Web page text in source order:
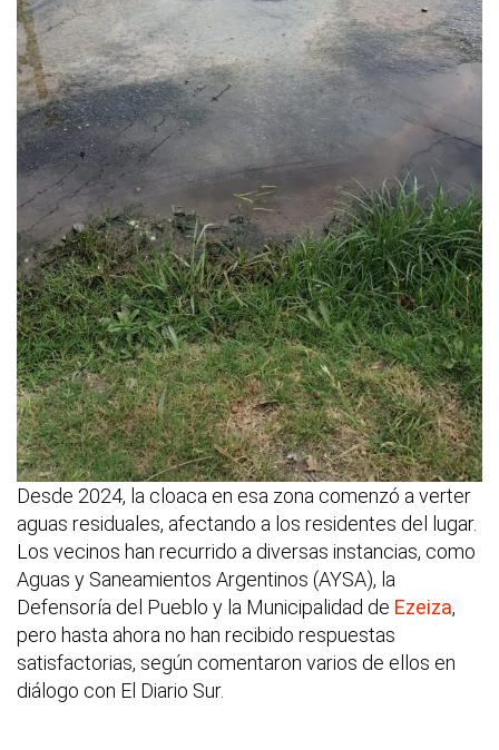
Desde 2024, la cloaca en esa zona comenzó a verter
aguas residuales, afectando a los residentes del lugar.
Los vecinos han recurrido a diversas instancias, como
Aguas y Saneamientos Argentinos (AYSA), la
Defensoría del Pueblo y la Municipalidad de Ezeiza,
pero hasta ahora no han recibido respuestas
satisfactorias, según comentaron varios de ellos en
diálogo con El Diario Sur.